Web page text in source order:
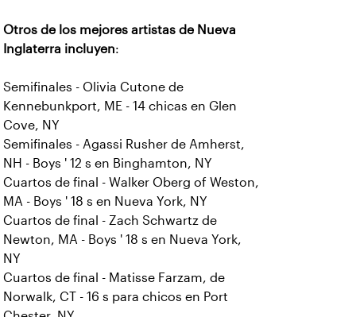
Otros de los mejores artistas de Nueva
Inglaterra incluyen:
Semifinales - Olivia Cutone de
Kennebunkport, ME - 14 chicas en Glen
Cove, NY
Semifinales - Agassi Rusher de Amherst,
NH - Boys ' 12 s en Binghamton, NY
Cuartos de final - Walker Oberg of Weston,
MA - Boys ' 18 s en Nueva York, NY
Cuartos de final - Zach Schwartz de
Newton, MA - Boys ' 18 s en Nueva York,
NY
Cuartos de final - Matisse Farzam, de
Norwalk, CT - 16 s para chicos en Port